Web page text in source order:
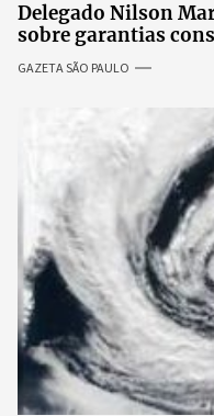
Delegado Nilson
sobre garantias
penal brasileiro
GAZETA SÃO PAULO